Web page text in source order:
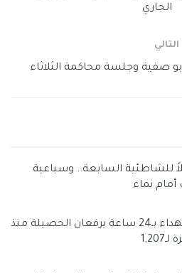
الجاري
التالي
صفية وجلسة محاكمة الثلاثاء
للشاطئية السابعة.. وسباعية
نماء
الصحة: 4 شهداء بـ24 ساعة يرفعان الحصيلة منذ